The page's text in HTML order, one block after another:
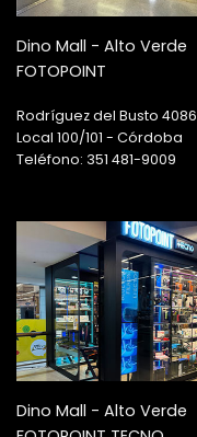
Dino Mall - Alto Verde
FOTOPOINT
Rodríguez del Busto 4086
Local 100/101 - Córdoba
Teléfono: 351 481-9009
Dino Mall - Alto Verde